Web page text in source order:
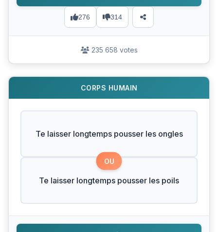
276 314
235 658 votes
CORPS HUMAIN
Te laisser longtemps pousser les ongles
OU
Te laisser longtemps pousser les poils